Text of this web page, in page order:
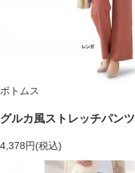
ボトムス
グルカ風ストレッチパンツ
4,378円(税込)